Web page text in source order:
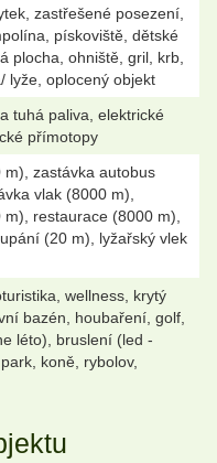
zastřešené posezení,
pískoviště, dětské
plocha, ohniště, gril, krb,
lyže, oplocený objekt
tuhá paliva, elektrické
přímotopy
m), zastávka autobus
vlak (8000 m),
restaurace (8000 m),
(20 m), lyžařský vlek
wellness, krytý
bazén, houbaření, golf,
léto), bruslení (led -
koně, rybolov,